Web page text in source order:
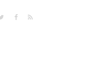
TwitterFacebook
RSS